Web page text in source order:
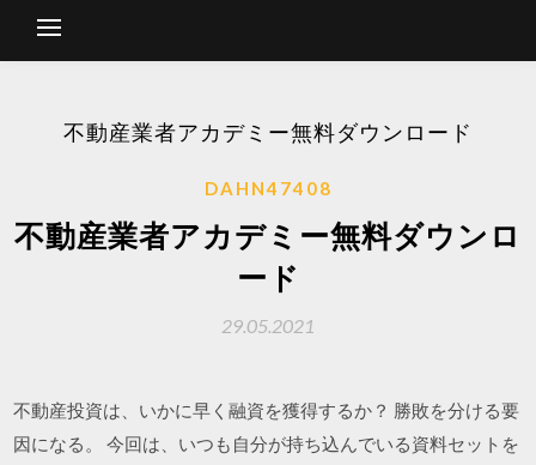
不動産業者アカデミー無料ダウンロード
DAHN47408
不動産業者アカデミー無料ダウンロ
ード
29.05.2021
不動産投資は、いかに早く融資を獲得するか？ 勝敗を分ける要
因になる。 今回は、いつも自分が持ち込んでいる資料セットを